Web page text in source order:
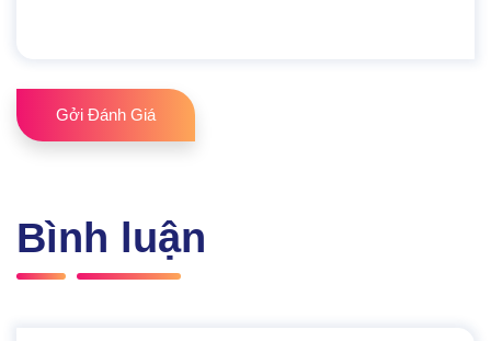
Gởi Đánh Giá
Bình luận